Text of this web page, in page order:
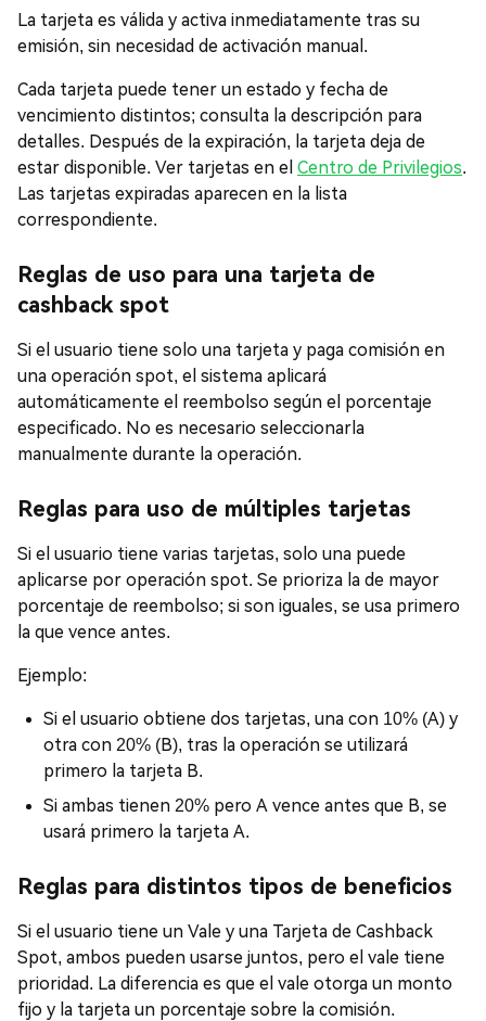
La tarjeta es válida y activa inmediatamente tras su
emisión, sin necesidad de activación manual.
Cada tarjeta puede tener un estado y fecha de
vencimiento distintos; consulta la descripción para
detalles. Después de la expiración, la tarjeta deja de
estar disponible. Ver tarjetas en el Centro de Privilegios.
Las tarjetas expiradas aparecen en la lista
correspondiente.
Reglas de uso para una tarjeta de
cashback spot
Si el usuario tiene solo una tarjeta y paga comisión en
una operación spot, el sistema aplicará
automáticamente el reembolso según el porcentaje
especificado. No es necesario seleccionarla
manualmente durante la operación.
Reglas para uso de múltiples tarjetas
Si el usuario tiene varias tarjetas, solo una puede
aplicarse por operación spot. Se prioriza la de mayor
porcentaje de reembolso; si son iguales, se usa primero
la que vence antes.
Ejemplo:
Si el usuario obtiene dos tarjetas, una con 10% (A) y
otra con 20% (B), tras la operación se utilizará
primero la tarjeta B.
Si ambas tienen 20% pero A vence antes que B, se
usará primero la tarjeta A.
Reglas para distintos tipos de beneficios
Si el usuario tiene un Vale y una Tarjeta de Cashback
Spot, ambos pueden usarse juntos, pero el vale tiene
prioridad. La diferencia es que el vale otorga un monto
fijo y la tarjeta un porcentaje sobre la comisión.